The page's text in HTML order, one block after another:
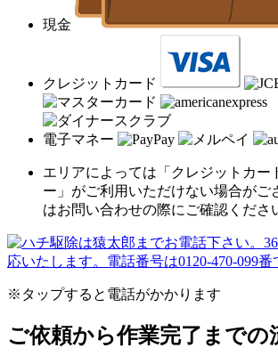
現金
クレジットカード
電子マネー
エリアによっては「クレジットカー
ー」がご利用いただけない場合がご
はお問い合わせの際にご確認くださ
※タップすると電話がかかります
ご依頼から作業完了までの